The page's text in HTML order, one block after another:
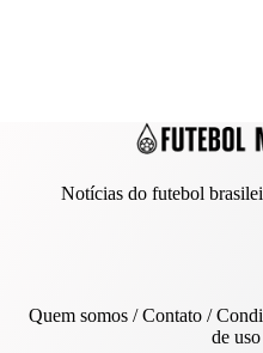
Notícias do futebol
Quem somos/Contato/
de uso